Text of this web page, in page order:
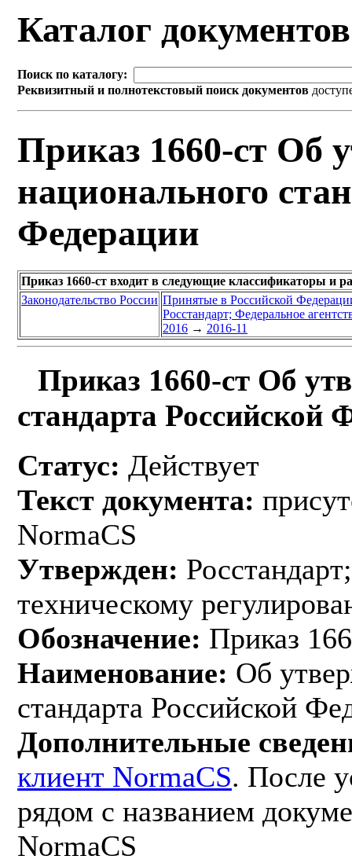
Каталог
Поиск по каталогу:
Реквизитный и полнотекстовый поиск документов
Приказ 1660-ст Об
национального
Федерации
Приказ 1660-ст входит в следующие классификаторы и
Законодательство России Принятые в Российской
Росстандарт; Федеральное
2016 → 2016-11
Приказ 1660-ст Об
стандарта Российской
Статус: Действует
Текст документа:
NormaCS
Утвержден:
техническому
Обозначение: Приказ
Наименование: Об
стандарта Российской
Дополнительные
клиент NormaCS. После
рядом с названием
NormaCS